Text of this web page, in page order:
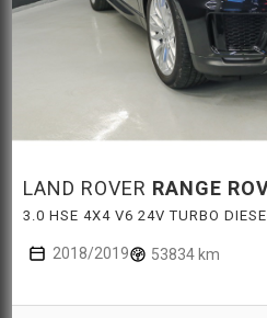
LAND ROVER RANGE
3.0 HSE 4X4 V6 24V TURBO
2018/2019 53834 km